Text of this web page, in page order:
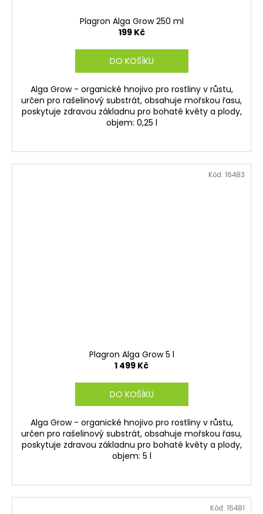
Plagron Alga Grow 250 ml
199 Kč
DO KOŠÍKU
Alga Grow - organické hnojivo pro rostliny v růstu,
určen pro rašelinový substrát, obsahuje mořskou řasu,
poskytuje zdravou základnu pro bohaté květy a plody,
objem: 0,25 l
Plagron Alga Grow 5 l
1 499 Kč
DO KOŠÍKU
Alga Grow - organické hnojivo pro rostliny v růstu,
určen pro rašelinový substrát, obsahuje mořskou řasu,
poskytuje zdravou základnu pro bohaté květy a plody,
objem: 5 l
Kód: 16483
Kód: 16481